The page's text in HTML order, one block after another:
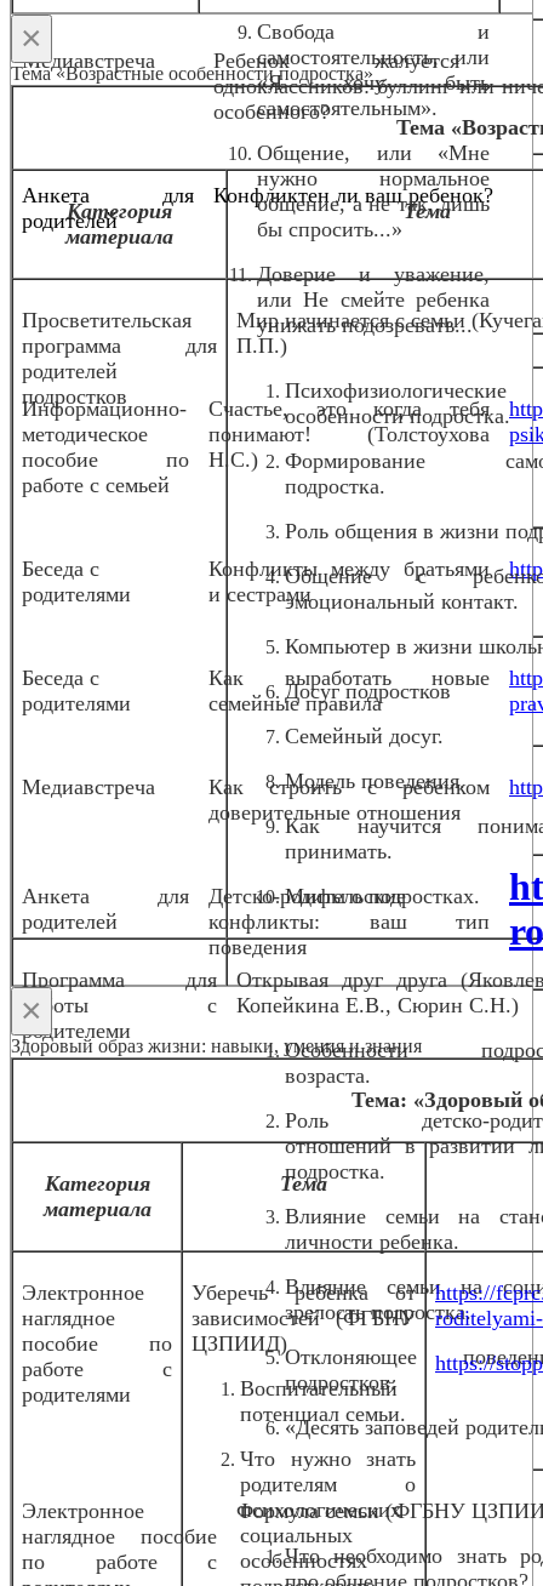
Медиавстреча
Ребенок жалуется
одноклассников: буллинг или
особенного?о
Анкета для
родителей
Конфликтен ли ваш ребенок?
Свобода и
самостоятельность, или
«Я хочу быть
самостоятельным».
Общение, или «Мне
нужно нормальное
общение, а не так, лишь
бы спросить...»
Доверие и уважение,
или Не смейте ребенка
унижать подозревать...
Информационно-
методическое
пособие по
работе с семьей
Счастье, это когда тебя
понимают! (Толстоухова
Н.С.)
Беседа с
родителями
Конфликты между братьями
и сестрами
Беседа с
родителями
Как выработать новые
семейные правила
Медиавстреча
Как строить с ребенком
доверительные отношения
Анкета для
родителей
Детско-родительские
конфликты: ваш тип
поведения
×
Тема «Возрастные особенности подростка»
Тема
Категория
материала
Тема
Просветительская
программа для
родителей
подростков
Мир начинается с семьи
П.П.)
Психофизиологические
особенности подростка.
Формирование
подростка.
Роль общения в жизни
Общение с
эмоциональный контакт.
Компьютер в жизни
Досуг подростков
Семейный досуг.
Модель поведения.
Как научится
принимать.
Мифы о подростках.
Программа для
работы с
родителеми
Открывая друг друга
Копейкина Е.В., Сюрин С.Н.)
Особенности
возраста.
Роль детско-
отношений в развитии
подростка.
Влияние семьи на
личности ребенка.
Влияние семьи на
зрелость подростка.
Отклоняющее
подростков.
«Десять заповедей
Электронное
наглядное пособие
по работе с
Формула семьи (ФГБНУ
Что необходимо знать
про общение подростков?
×
Здоровый образ жизни: навыки, умения и знания
Тема: «Здоровый
Категория
материала
Тема
Электронное
наглядное
пособие по
работе с
родителями
Уберечь ребенка от
зависимостей (ФГБНУ
ЦЗПИИД)
Воспитательный
потенциал семьи.
Что нужно знать
родителям о
психологических
социальных
особенностях
https://
https://